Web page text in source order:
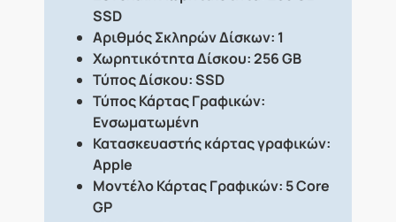
SSD
Αριθμός Σκληρών Δίσκων: 1
Χωρητικότητα Δίσκου: 256 GB
Τύπος Δίσκου: SSD
Τύπος Κάρτας Γραφικών:
Ενσωματωμένη
Κατασκευαστής κάρτας γραφικών:
Apple
Μοντέλο Κάρτας Γραφικών: 5 Core
GP